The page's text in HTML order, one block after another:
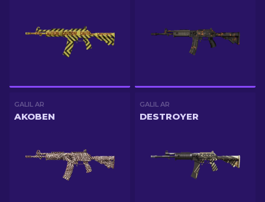
GALIL AR
AKOBEN
GALIL AR
DESTROYER